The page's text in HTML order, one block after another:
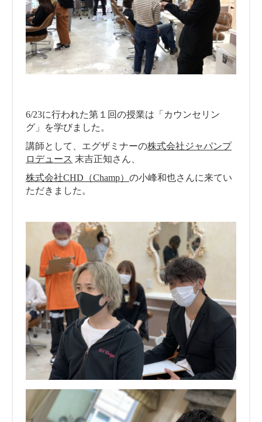
6/23に行われた第１回の授業は「カウンセリン
グ」を学びました。
講師として、エグザミナーの株式会社ジャパンプ
ロデュース 末吉正知さん、
株式会社CHD（Champ） の小峰和也さんに来てい
ただきました。